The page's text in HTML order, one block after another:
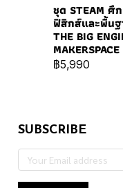
ชุด STEAM ศึ
ฟิสิกส์และพื้นฐ
THE BIG
MAKERSPACE
฿5,990
SUBSCRIBE